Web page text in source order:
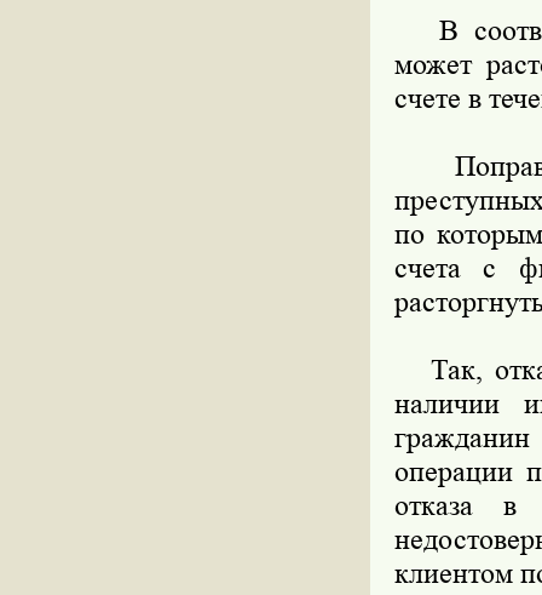
В
может
счете в
по
счета с
Так,
наличии
операции
отказа в
клиентом